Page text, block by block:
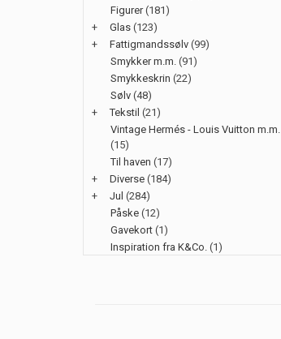
Figurer(181)
+
Glas (123)
+
Fattigmandssølv (99)
Smykker m.m. (91)
Smykkeskrin (22)
Sølv (48)
+
Tekstil (21)
Vintage Hermés - Louis Vuitton m.m.
(15)
Til haven (17)
+
Diverse (184)
+
Jul (284)
Påske (12)
Gavekort (1)
Inspiration fra K&Co. (1)